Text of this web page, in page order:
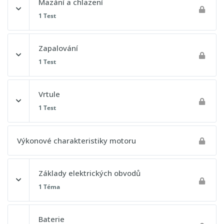
Princip činnosti pístového motoru
Postupový test 7 - Všeobecné znalosti letadla
1 Test
Obsah lekce
Postupový test 8 - Všeobecné znalosti letadla
Zapalování
1 Test
Obsah lekce
Postupový test 9 - Všeobecné znalosti letadla
Vrtule
1 Test
Postupový test 10 - Všeobecné znalosti letadla
Výkonové charakteristiky motoru
Základy elektrických obvodů
1 Téma
Obsah lekce
Baterie